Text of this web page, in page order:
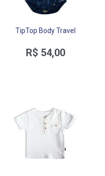
TipTop Body Travel
R$ 54,00